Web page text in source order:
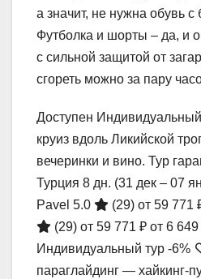
а значит, не нужна обувь
Футболка и шорты – да, и
с сильной защитой от
сгореть можно за пару
Доступен
круиз вдоль Ликийской
вечеринки и вино. Тур
Турция 8 дн. (31 дек – 07
Pavel 5.0
(29) от 59 771
(29) от 59 771 ₽ от 6 649
Индивидуальный тур -6%
параглайдинг — хайкинг-